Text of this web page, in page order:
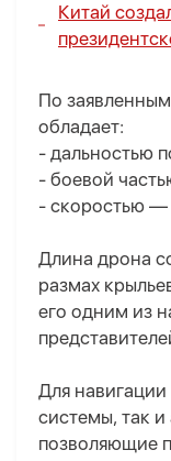
Китай
По
обладает:
- дальностью
- боевой
- скоростью —
Длина дрона
размах
его одним из
Для
системы, так
позволяющие